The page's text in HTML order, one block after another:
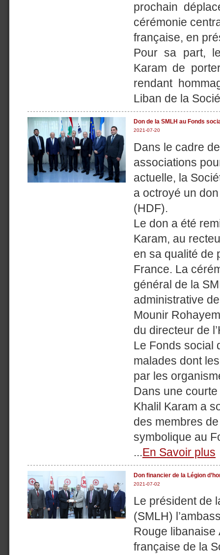
prochain
cérémonie
française, en
Pour sa part,
Karam de
rendant
Liban de la
Don de la SMLH au Fonds
2021-07-20
Dans le cadre
associations
actuelle, la
a octroyé un
(HDF).
Le don a été
Karam, au
en sa qualité de
France. La
général de la
administrative
Mounir
du directeur de
Le Fonds social
malades dont
par les
Dans une
Khalil Karam a
des membres
symbolique au
...En Savoir plus
Don financier de la Légion
2021-07-02
Le président de
(SMLH)
Rouge libanaise
française de la